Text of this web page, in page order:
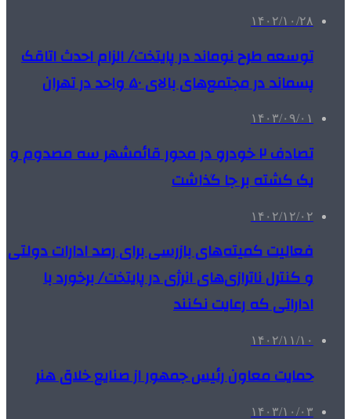
۱۴۰۲/۱۰/۲۸
توسعه طرح نوماند در پایتخت/ الزام احدث اتاقک
پسماند در مجتمع‌های بالای ۵۰ واحد در تهران
۱۴۰۳/۰۹/۰۱
تصادف ۲ خودرو در محور قائمشهر سه مصدوم و
یک کشته بر جا گذاشت
۱۴۰۲/۱۲/۰۲
فعالیت کمیته‌های بازرسی برای رصد ادارات دولتی
و کنترل ناترازی‌های انرژی در پایتخت/ برخورد با
اداراتی که رعایت نکنند
۱۴۰۲/۱۱/۱۰
حمایت معاون رئیس جمهور از صنایع خلاق هنر
۱۴۰۳/۱۰/۰۳